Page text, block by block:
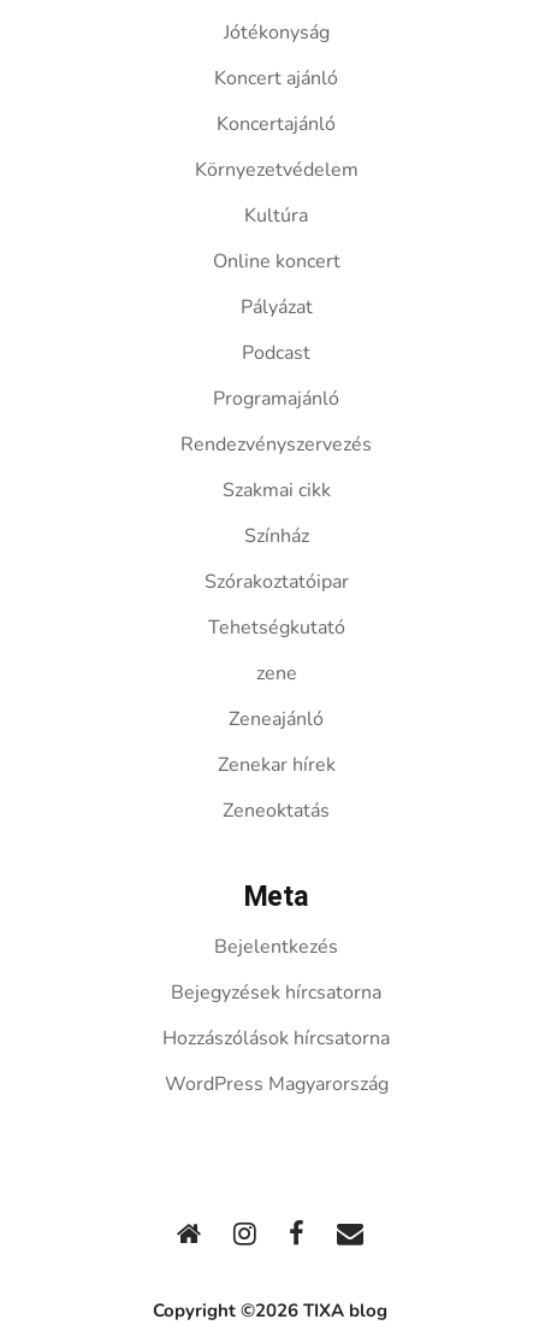
Jótékonyság
Koncert ajánló
Koncertajánló
Környezetvédelem
Kultúra
Online koncert
Pályázat
Podcast
Programajánló
Rendezvényszervezés
Szakmai cikk
Színház
Szórakoztatóipar
Tehetségkutató
zene
Zeneajánló
Zenekar hírek
Zeneoktatás
Meta
Bejelentkezés
Bejegyzések hírcsatorna
Hozzászólások hírcsatorna
WordPress Magyarország
Copyright ©2026 TIXA blog